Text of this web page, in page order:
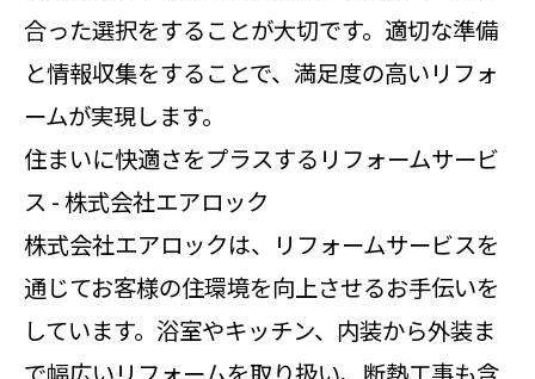
合った選択をすることが大切です。適切な準備
と情報収集をすることで、満足度の高いリフォ
ームが実現します。
住まいに快適さをプラスするリフォームサービ
ス - 株式会社エアロック
株式会社エアロックは、リフォームサービスを
通じてお客様の住環境を向上させるお手伝いを
しています。浴室やキッチン、内装から外装ま